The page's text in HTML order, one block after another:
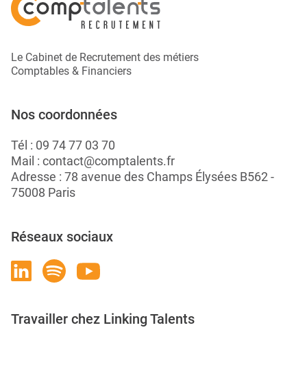
Le Cabinet de Recrutement des métiers
Comptables & Financiers
Nos coordonnées
Tél : 09 74 77 03 70
Mail : contact@comptalents.fr
Adresse : 78 avenue des Champs Élysées B562 -
75008 Paris
Réseaux sociaux
Travailler chez Linking Talents